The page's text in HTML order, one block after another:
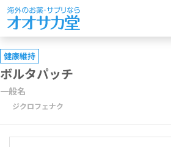
健康維持
ボルタパッチ
一般名
ジクロフェナク